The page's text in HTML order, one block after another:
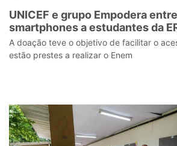
UNICEF e grupo Empodera
smartphones a estudantes da
Bezerra
A doação teve o objetivo de facilitar o
estão prestes a realizar o Enem